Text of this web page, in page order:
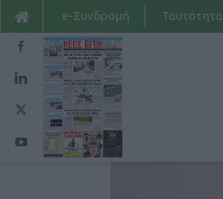
e-Συνδρομή Ταυτότητα